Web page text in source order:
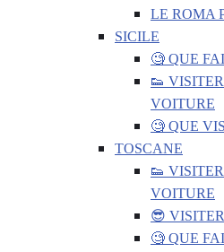
LE ROMA
SICILE
🧐 QUE
👟
VOITURE
🧐 QUE
TOSCANE
👟
VOITURE
😎
🧐 QUE